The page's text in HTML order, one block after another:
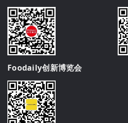
Foodaily创新博览会